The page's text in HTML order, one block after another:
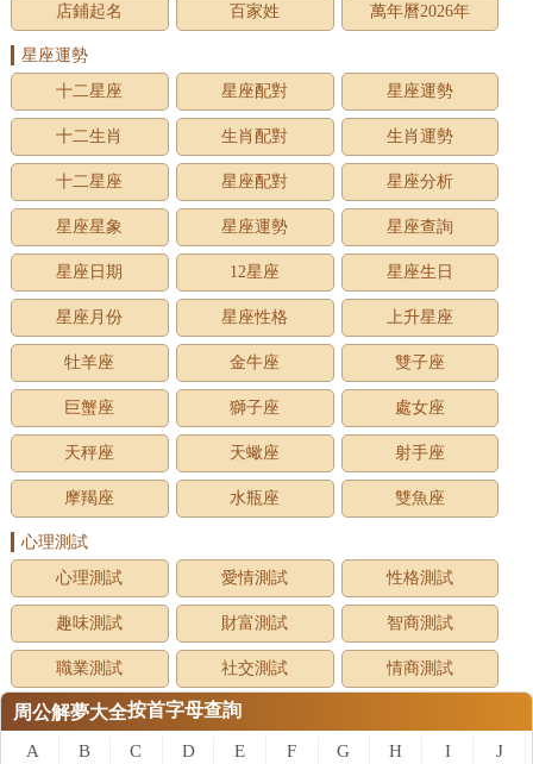
店鋪起名 百家姓 萬年曆2026年
星座運勢
十二星座
星座配對 星座運勢
十二生肖 生肖配對 生肖運勢
十二星座 星座配對 星座分析
星座星象 星座運勢 星座查詢
星座日期 12星座 星座生日
星座月份 星座性格 上升星座
牡羊座 金牛座 雙子座
巨蟹座 獅子座 處女座
天秤座 天蠍座 射手座
摩羯座 水瓶座 雙魚座
心理測試
心理測試
愛情測試 性格測試
趣味測試 財富測試 智商測試
職業測試 社交測試 情商測試
周公解夢大全按首字母查詢
A B C D E F G H I J